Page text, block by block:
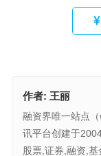
作者: 王丽
融资界唯一站点
讯平台创建于
股票,证券,融资,